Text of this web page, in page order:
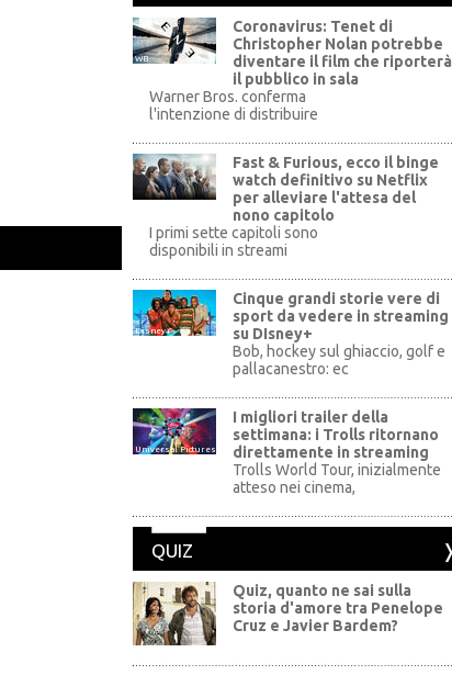
WB
Coronavirus: Tenet di
Christopher Nolan potrebbe
diventare il film che riporterà
il pubblico in sala
Warner Bros. conferma
l'intenzione di distribuire
Fast & Furious, ecco il binge
watch definitivo su Netflix
per alleviare l'attesa del
nono capitolo
I primi sette capitoli sono
disponibili in streami
Disney+
Cinque grandi storie vere di
sport da vedere in streaming
su DIsney+
Bob, hockey sul ghiaccio, golf e
pallacanestro: ec
Universal Pictures
I migliori trailer della
settimana: i Trolls ritornano
direttamente in streaming
Trolls World Tour, inizialmente
atteso nei cinema,
QUIZ
Quiz, quanto ne sai sulla
storia d'amore tra Penelope
Cruz e Javier Bardem?